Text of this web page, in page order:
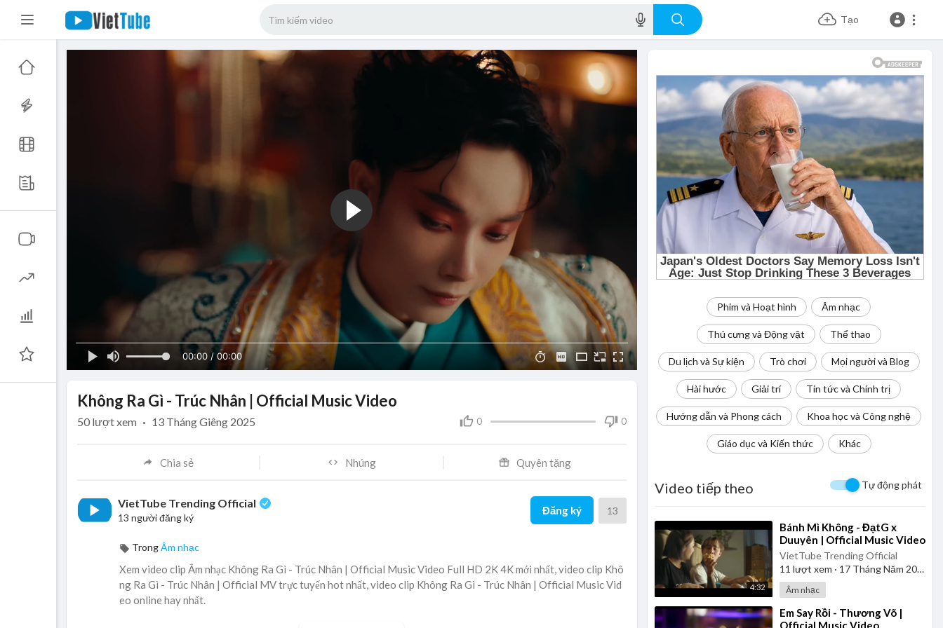
Tạo
00:00 / 00:00
Phim và Hoạt hình Âm nhạc
Thú cưng và Động vật Thể thao
Du lịch và Sự kiện Trò chơi Mọi người và Blog
Hài hước Giải trí Tin tức và Chính trị
Hướng dẫn và Phong cách Khoa học và Công nghệ
Giáo dục và Kiến thức Khác
Video tiếp theo Tự động phát
4:32
⁣Bánh Mì Không - ĐạtG x
Duuyên | Official Music Video
VietTube Trending Official
11 lượt xem · 17 Tháng Năm 2026
Âm nhạc
⁣Em Say Rồi - Thương Võ |
Official Music Video
Không Ra Gì - Trúc Nhân | Official Music Video
0 0
50 lượt xem · 13 Tháng Giêng 2025
Chia sẻ Nhúng Quyên tặng
VietTube Trending Official
13 người đăng ký
Đăng ký 13
TrongÂm nhạc
Xem video clip Âm nhạc Không Ra Gì - Trúc Nhân | Official Music Video Full HD 2K 4K mới nhất, video clip Khô
ng Ra Gì - Trúc Nhân | Official MV trực tuyến hot nhất, video clip Không Ra Gì - Trúc Nhân | Official Music Vid
eo online hay nhất.